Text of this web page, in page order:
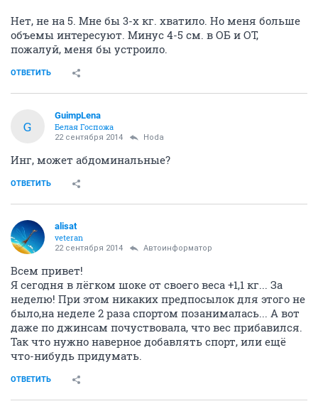
Нет, не на 5. Мне бы 3-х кг. хватило. Но меня больше
объемы интересуют. Минус 4-5 см. в ОБ и ОТ,
пожалуй, меня бы устроило.
ОТВЕТИТЬ
G
GuimpLena
Белая Госпожа
22 сентября 2014 Hoda
Инг, может абдоминальные?
ОТВЕТИТЬ
alisat
veteran
22 сентября 2014 Автоинформатор
Всем привет!
Я сегодня в лёгком шоке от своего веса +1,1 кг... За
неделю! При этом никаких предпосылок для этого не
было,на неделе 2 раза спортом позанималась... А вот
даже по джинсам почуствовала, что вес прибавился.
Так что нужно наверное добавлять спорт, или ещё
что-нибудь придумать.
ОТВЕТИТЬ